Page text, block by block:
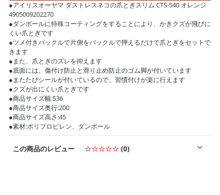
●アイリスオーヤマ ダストレスネコの爪とぎスリム CTS-540 オレンジ
4905009202270
●ダンボールに特殊コーティングをすることにより、かきクズが飛びに
くい爪とぎです
●ツメ付きバックルで片側をバックルで押えるだけで爪とぎをセットで
きます
●また、爪とぎのズレを抑えます
●底面には、傷付け防止と滑り止め防止のゴム脚が付いています
●またたびシールが付いているので、習慣付けが楽に行えます
●クズが出にくい爪とぎです
●商品サイズ幅:536
●商品サイズ奥行:200
●商品サイズ高さ:45
●素材:ポリプロピレン、ダンボール
この商品のレビュー ☆☆☆☆☆ (0)